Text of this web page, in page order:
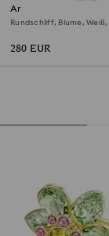
Ariana Grande x
Halskette
Rundschliff, Blume,
280 EUR